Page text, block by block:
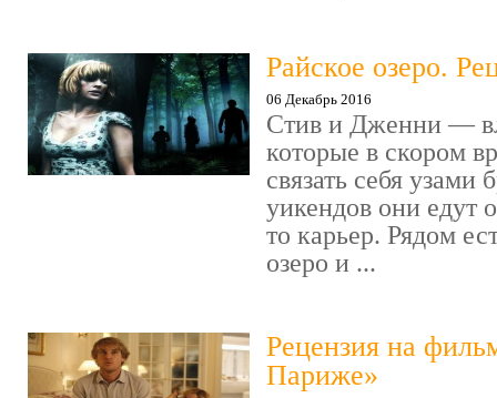
Райское озеро.
06 Декабрь 2016
Стив и Дженни —
которые в скором
связать себя узами
уикендов они едут
то карьер. Рядом
озеро и ...
Рецензия на
Париже»